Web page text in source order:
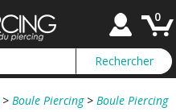
0
> Boule Piercing > Boule Piercing